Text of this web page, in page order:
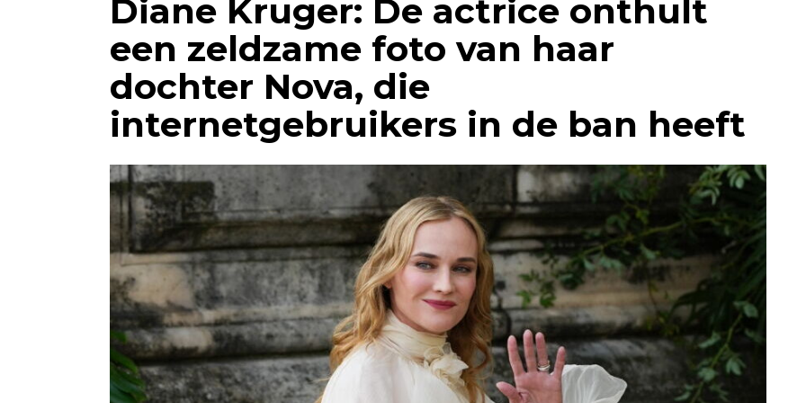
Diane Kruger: De actrice onthult
een zeldzame foto van haar
dochter Nova, die
internetgebruikers in de ban heeft